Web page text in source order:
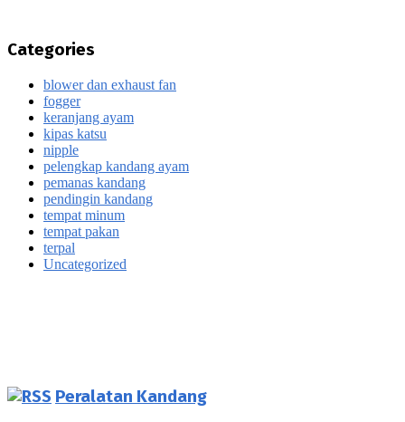
Categories
blower dan exhaust fan
fogger
keranjang ayam
kipas katsu
nipple
pelengkap kandang ayam
pemanas kandang
pendingin kandang
tempat minum
tempat pakan
terpal
Uncategorized
Peralatan Kandang